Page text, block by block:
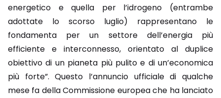
energetico e quella per l’idrogeno (entrambe
adottate lo scorso luglio) rappresentano le
fondamenta per un settore dell’energia più
efficiente e interconnesso, orientato al duplice
obiettivo di un pianeta più pulito e di un’economica
più forte”. Questo l’annuncio ufficiale di qualche
mese fa della Commissione europea che ha lanciato